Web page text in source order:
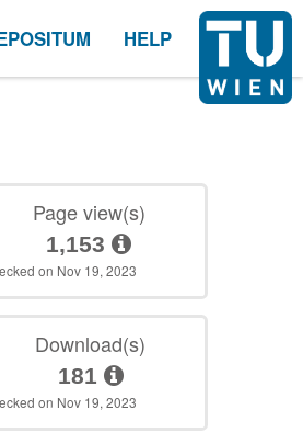
HELP
Page view(s)
1,153
on Nov 19, 2023
Download(s)
181
on Nov 19, 2023